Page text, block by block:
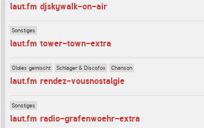
laut.fm djskywalk-on-air
Sonstiges
laut.fm tower-town-extra
Oldies gemischt Schlager & Discofox Chanson
laut.fm rendez-vousnostalgie
Sonstiges
laut.fm radio-grafenwoehr-extra